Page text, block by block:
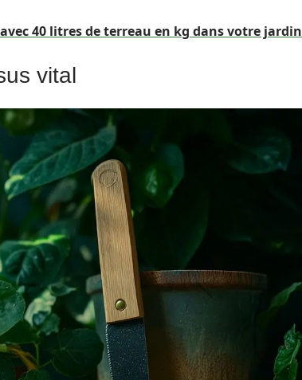
40 litres de terreau en kg dans votre jardin
vital